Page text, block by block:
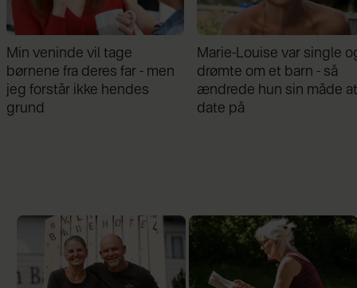
Min veninde vil tage
børnene fra deres far - men
jeg forstår ikke hendes
grund
Marie-Louise var single
drømte om et barn - så
ændrede hun sin måde at
date på